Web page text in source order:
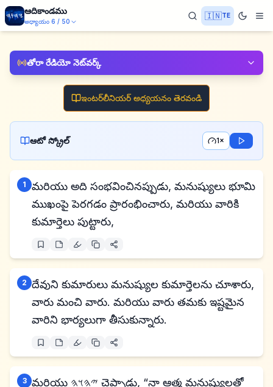
ఆదికాండము
అధ్యాయం 6 / 50
🇮🇳TE
తోరా రేడియో నెట్‌వర్క్
ఇంటర్‌లీనియర్ అధ్యయనం తెరవండి
ఆటో స్క్రోల్ 1×
1
మరియు అది సంభవించినప్పుడు, మనుష్యులు భూమి
ముఖంపై పెరగడం ప్రారంభించారు, మరియు వారికి
కుమార్తెలు పుట్టారు,
2 దేవుని కుమారులు మనుష్యుల కుమార్తెలను చూశారు,
వారు మంచి వారు. మరియు వారు తమకు ఇష్టమైన
వారిని భార్యలుగా తీసుకున్నారు.
3 మరియు 𐤉𐤄𐤅𐤄 చెప్పాడు, “నా ఆత్మ మనుష్యులతో